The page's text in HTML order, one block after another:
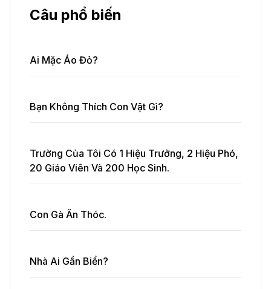
Câu phổ biến
Ai Mặc Áo Đỏ?
Bạn Không Thích Con Vật Gì?
Trường Của Tôi Có 1 Hiệu Trưởng, 2 Hiệu Phó,
20 Giáo Viên Và 200 Học Sinh.
Con Gà Ăn Thóc.
Nhà Ai Gần Biển?